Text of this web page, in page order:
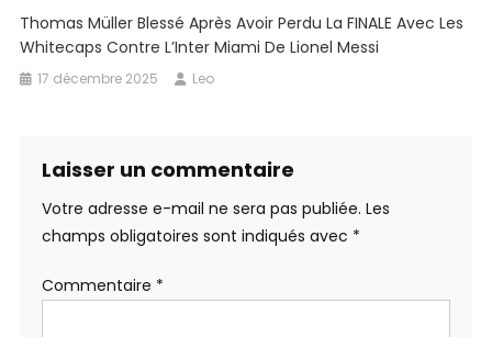
Thomas Müller Blessé Après Avoir Perdu La FINALE Avec Les
Whitecaps Contre L’Inter Miami De Lionel Messi
17 décembre 2025 Leo
Laisser un commentaire
Votre adresse e-mail ne sera pas publiée. Les
champs obligatoires sont indiqués avec *
Commentaire *